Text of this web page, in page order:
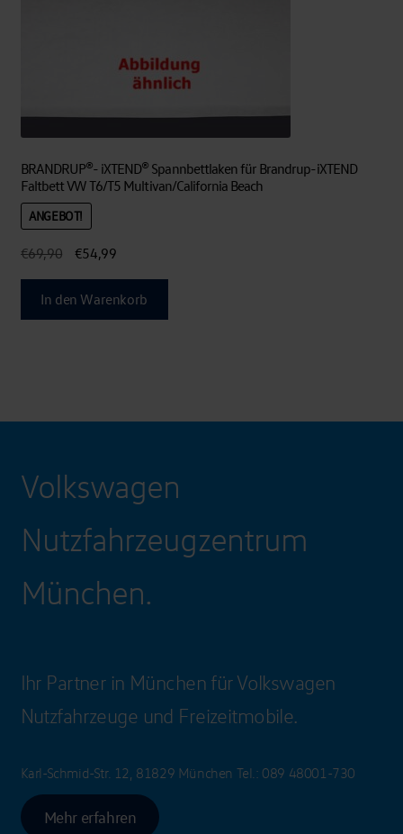
BRANDRUP®- iXTEND® Spannbettlaken für Brandrup-iXTEND
Faltbett VW T6/T5 Multivan/California Beach
ANGEBOT!
€69,90
Ursprünglicher
war:
€69,90
€54,99Aktueller
ist:
€54,99.
In den Warenkorb
Volkswagen
Nutzfahrzeugzentrum
München.
Ihr Partner in München für Volkswagen
Nutzfahrzeuge und Freizeitmobile.
Karl-Schmid-Str. 12, 81829 München Tel.: 089 48001-730
Mehr erfahren